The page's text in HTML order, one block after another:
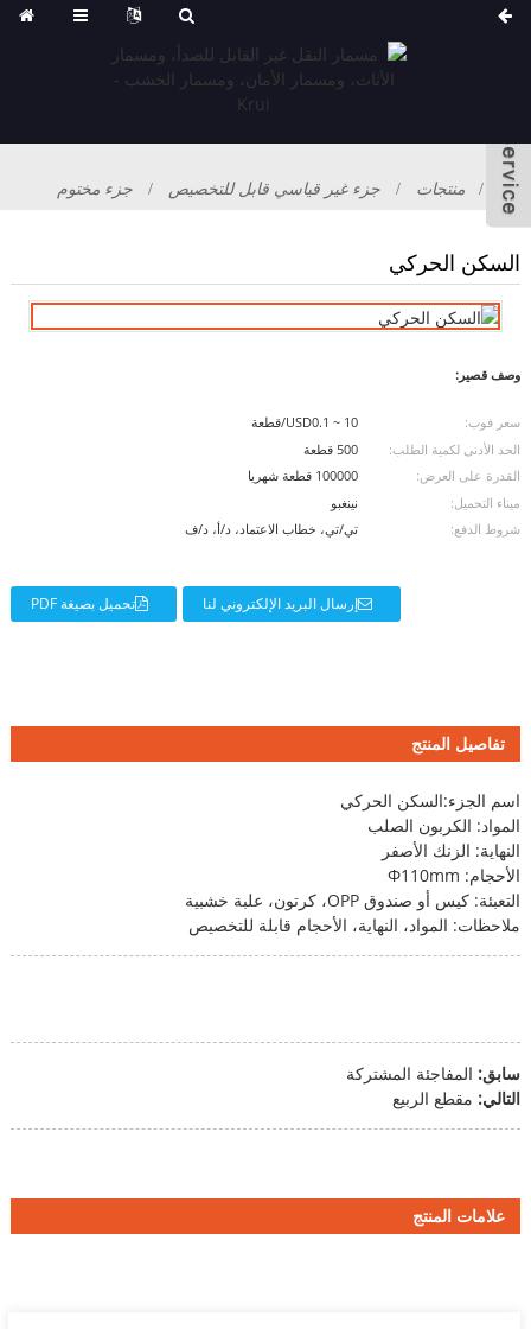
بيت منتجات جزء غير قياسي قابل للتخصيص جزء مختوم
السكن الحركي
وصف قصير:
سعر فوب:
USD0.1 ~ 10/قطعة
الحد الأدنى لكمية الطلب:
500 قطعة
القدرة على العرض:
100000 قطعة شهريا
ميناء التحميل:
نينغبو
شروط الدفع:
تي/تي، خطاب الاعتماد، د/أ، د/ف
إرسال البريد الإلكتروني لنا تحميل بصيغة PDF
تفاصيل المنتج
اسم الجزء:السكن الحركي
المواد: الكربون الصلب
النهاية: الزنك الأصفر
الأحجام: Φ110mm
التعبئة: كيس أو صندوق OPP، كرتون، علبة خشبية
ملاحظات: المواد، النهاية، الأحجام قابلة للتخصيص
سابق: المفاجئة المشتركة
التالي: مقطع الربيع
علامات المنتج